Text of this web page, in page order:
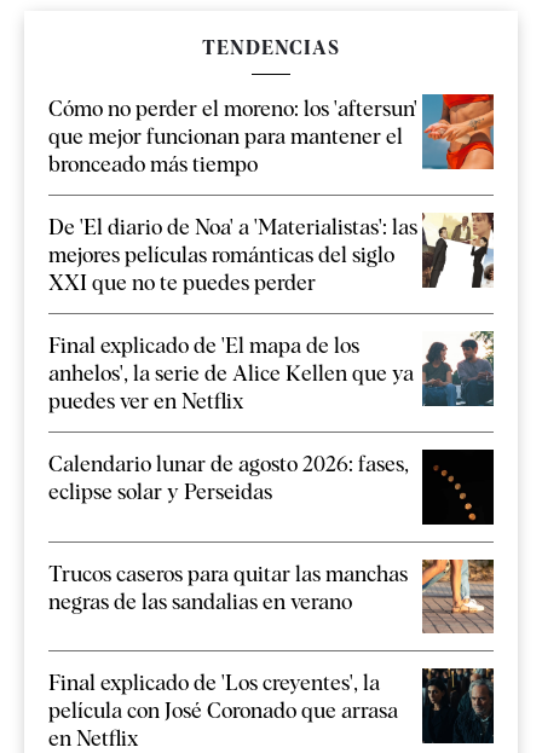
TENDENCIAS
Cómo no perder el moreno: los 'aftersun'
que mejor funcionan para mantener el
bronceado más tiempo
De 'El diario de Noa' a 'Materialistas': las
mejores películas románticas del siglo
XXI que no te puedes perder
Final explicado de 'El mapa de los
anhelos', la serie de Alice Kellen que ya
puedes ver en Netflix
Calendario lunar de agosto 2026: fases,
eclipse solar y Perseidas
Trucos caseros para quitar las manchas
negras de las sandalias en verano
Final explicado de 'Los creyentes', la
película con José Coronado que arrasa
en Netflix